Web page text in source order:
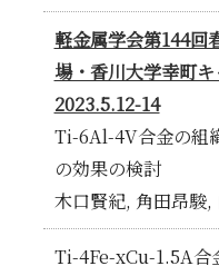
軽金属学会第144回
場・香川大学幸町
2023.5.12-14
Ti-6Al-4V合金の組
の効果の検討
木口賢紀, 角田昂駿,
Ti-4Fe-xCu-1.5A合